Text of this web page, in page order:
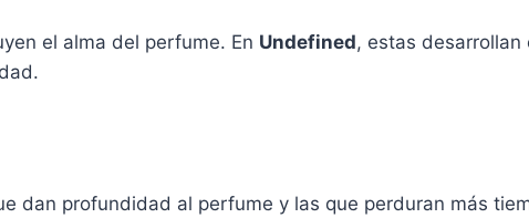
el alma del perfume. En Undefined, estas
dan profundidad al perfume y las que perduran más